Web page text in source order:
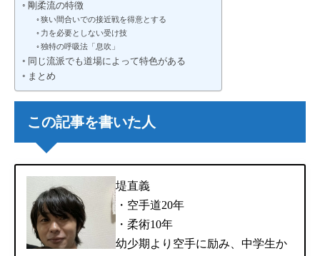
剛柔流の特徴
狭い間合いでの接近戦を得意とする
力を必要としない受け技
独特の呼吸法「息吹」
同じ流派でも道場によって特色がある
まとめ
この記事を書いた人
堤直義
・空手道20年
・柔術10年
幼少期より空手に励み、中学生か